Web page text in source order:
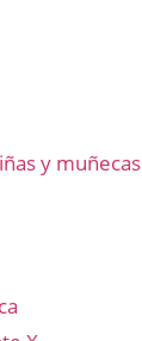
y muñecas